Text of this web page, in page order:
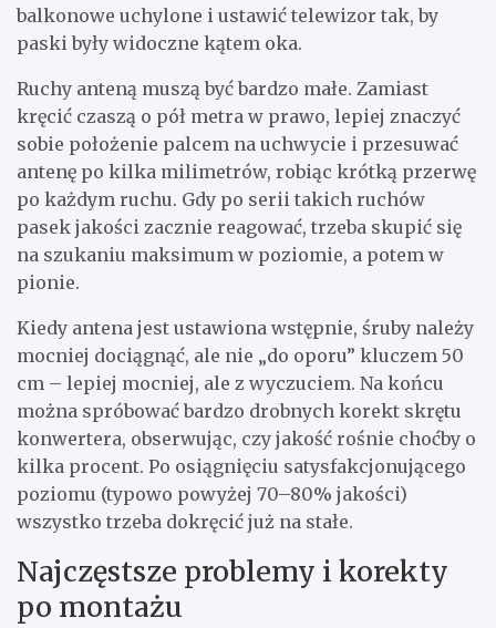
balkonowe uchylone i ustawić telewizor tak, by
paski były widoczne kątem oka.
Ruchy anteną muszą być bardzo małe. Zamiast
kręcić czaszą o pół metra w prawo, lepiej znaczyć
sobie położenie palcem na uchwycie i przesuwać
antenę po kilka milimetrów, robiąc krótką przerwę
po każdym ruchu. Gdy po serii takich ruchów
pasek jakości zacznie reagować, trzeba skupić się
na szukaniu maksimum w poziomie, a potem w
pionie.
Kiedy antena jest ustawiona wstępnie, śruby należy
mocniej dociągnąć, ale nie „do oporu” kluczem 50
cm – lepiej mocniej, ale z wyczuciem. Na końcu
można spróbować bardzo drobnych korekt skrętu
konwertera, obserwując, czy jakość rośnie choćby o
kilka procent. Po osiągnięciu satysfakcjonującego
poziomu (typowo powyżej 70–80% jakości)
wszystko trzeba dokręcić już na stałe.
Najczęstsze problemy i korekty
po montażu